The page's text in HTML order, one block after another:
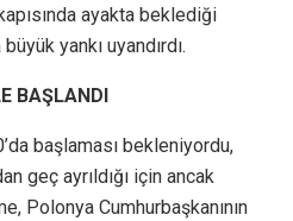
kapısında ayakta beklediği
yankı uyandırdı.
BAŞLANDI
başlaması bekleniyordu,
geç ayrıldığı için ancak
Polonya Cumhurbaşkanının